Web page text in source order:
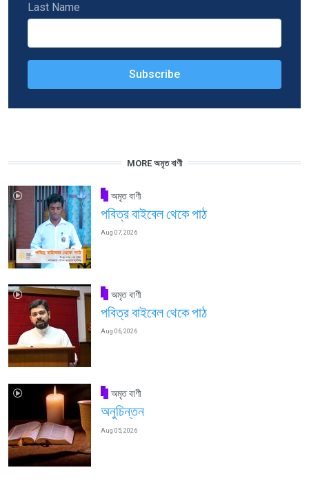
Last Name
MORE অমৃত বাণী
অমৃত বাণী
পবিত্র বাইবেল থেকে পাঠ
Aug 07, 2026
অমৃত বাণী
পবিত্র বাইবেল থেকে পাঠ
Aug 06, 2026
অমৃত বাণী
অনুচিন্তন
Aug 05, 2026